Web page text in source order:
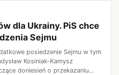
dla Ukrainy. PiS chce
Sejmu
posiedzenie Sejmu w tym
Kosiniak-Kamysz
doniesień o przekazaniu